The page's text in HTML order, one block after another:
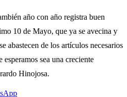
año con año registra buen
10 de Mayo, que ya se avecina y
abastecen de los artículos necesarios
sea una creciente
Hinojosa.